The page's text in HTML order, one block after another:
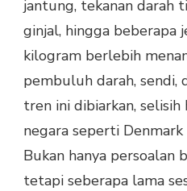
jantung, tekanan darah
ginjal, hingga beberapa
kilogram berlebih
pembuluh darah, sendi,
tren ini dibiarkan,
negara seperti
Bukan hanya persoalan
tetapi seberapa lama